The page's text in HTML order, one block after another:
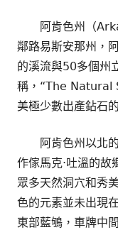
阿肯色州（
鄰路易斯安那州，
的溪流與50多個州
稱，“The Natural
美極少數出產鉆石
阿肯色州以北的
作傢馬克·吐溫的故
眾多天然洞穴和秀
色的元素並未出現
東部藍鴝，車牌中